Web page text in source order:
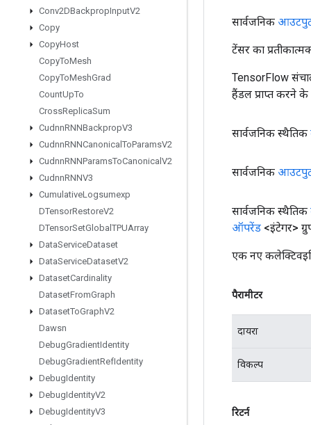
Conv2DBackpropInputV2
Copy
CopyHost
CopyToMesh
CopyToMeshGrad
CountUpTo
CrossReplicaSum
CudnnRNNBackpropV3
CudnnRNNCanonical ToParamsV2
CudnnRNNParamsToCanonical V2
CudnnRNNV3
CumulativeLogsumexp
DTensorRestoreV2
DTensorSetGlobal TPUArray
DataServiceDataset
DataServiceDatasetV2
DatasetCardinality
DatasetFromGraph
DatasetToGraphV2
Dawsn
DebugGradientIdentity
DebugGradientRefIdentity
DebugIdentity
DebugIdentityV2
DebugIdentityV3
सार्वजनिक
टेंसर का
TensorFlow
हैंडल प्राप्त करने के
सार्वजनिक स्थैतिक
सार्वजनिक
सार्वजनिक स्थैतिक
ऑपरेंड <इंटेगर>
एक नए
पैरामीटर
दायरा
विकल्प
रिटर्न